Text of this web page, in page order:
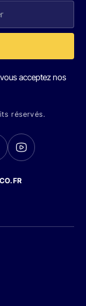
acceptez nos
réservés.